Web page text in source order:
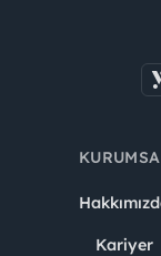
Kariyer